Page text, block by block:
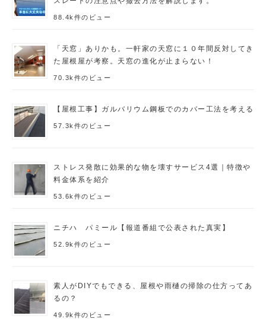
88.4k件のビュー
「天窓」ありかも。一軒家の天窓に１０年間反対してき
た屋根屋が考察。天窓の進化が止まらない！
70.3k件のビュー
【屋根工事】ガルバリウム鋼板でのカバー工法を考える
57.3k件のビュー
ストレス発散に効果的な物を壊すサービス4選｜特徴や
料金体系を紹介
53.6k件のビュー
ニチハ パミール【報道番組で公表された真実】
52.9k件のビュー
素人がDIYでもできる、屋根や雨樋の掃除の仕方ってあ
るの？
49.9k件のビュー